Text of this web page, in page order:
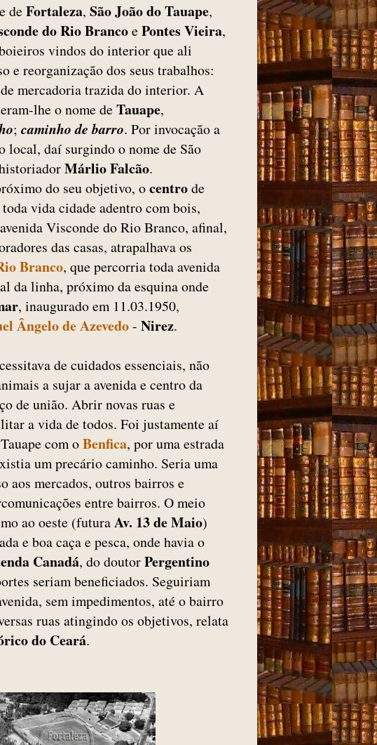
de Fortaleza, São João do Tauape,
do Rio Brancoe Pontes Vieira,
vindos do interior que ali
e reorganização dos seus trabalhos:
mercadoria trazida do interior. A
lhe o nome de Tauape,
; caminho de barro. Por invocação a
local, daí surgindo o nome de São
Márlio Falcão.
do seu objetivo, ocentrode
vida cidade adentro com bois,
Visconde do Rio Branco, afinal,
das casas, atrapalhava os
Branco, que percorria toda avenida
da linha, próximo da esquina onde
, inaugurado em 11.03.1950,
Ângelo de Azevedo- Nirez.
de cuidados essenciais, não
a sujar a avenida e centro da
de união. Abrir novas ruas e
a vida de todos. Foi justamente aí
com oBenfica, por uma estrada
um precário caminho. Seria uma
aos mercados, outros bairros e
entre bairros. O meio
ao oeste (futuraAv. 13 de Maio)
e boa caça e pesca, onde havia o
Canadá, do doutorPergentino
seriam beneficiados. Seguiriam
sem impedimentos, até o bairro
ruas atingindo os objetivos, relata
do Ceará.